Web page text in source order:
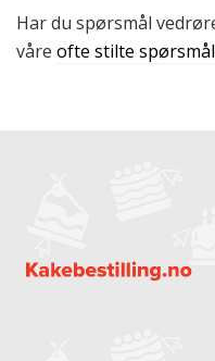
Har du spørsmål
våre ofte stilte spørsmål